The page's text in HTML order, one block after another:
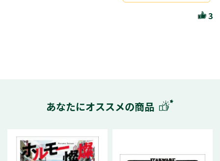
3
あなたにオススメの商品